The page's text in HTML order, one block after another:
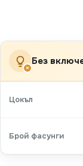
×
Без
Цокъл
Брой фасунги